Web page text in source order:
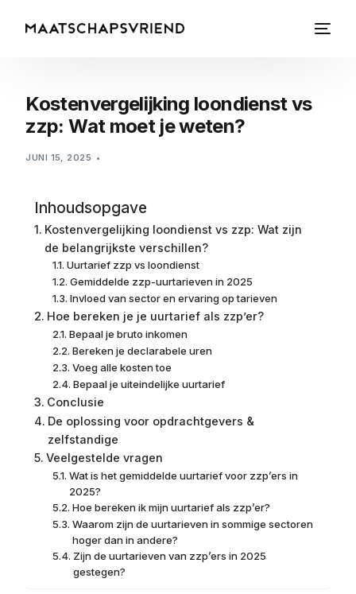
Kostenvergelijking loondienst vs
zzp: Wat moet je weten?
JUNI 15, 2025
Inhoudsopgave
Kostenvergelijking loondienst vs zzp: Wat zijn
de belangrijkste verschillen?
Uurtarief zzp vs loondienst
Gemiddelde zzp-uurtarieven in 2025
Invloed van sector en ervaring op tarieven
Hoe bereken je je uurtarief als zzp’er?
Bepaal je bruto inkomen
Bereken je declarabele uren
Voeg alle kosten toe
Bepaal je uiteindelijke uurtarief
Conclusie
De oplossing voor opdrachtgevers &
zelfstandige
Veelgestelde vragen
Wat is het gemiddelde uurtarief voor zzp’ers in
2025?
Hoe bereken ik mijn uurtarief als zzp’er?
Waarom zijn de uurtarieven in sommige sectoren
hoger dan in andere?
Zijn de uurtarieven van zzp’ers in 2025
gestegen?